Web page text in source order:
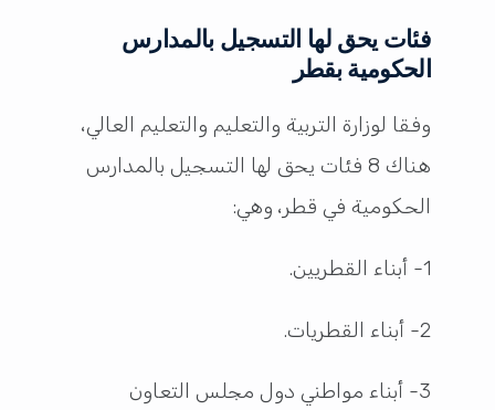
فئات يحق لها التسجيل بالمدارس
الحكومية بقطر
وفقا لوزارة التربية والتعليم والتعليم العالي،
هناك 8 فئات يحق لها التسجيل بالمدارس
الحكومية في قطر، وهي:
1- أبناء القطريين.
2- أبناء القطريات.
3- أبناء مواطني دول مجلس التعاون